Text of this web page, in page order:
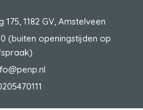
1182 GV, Amstelveen
(buiten openingstijden op